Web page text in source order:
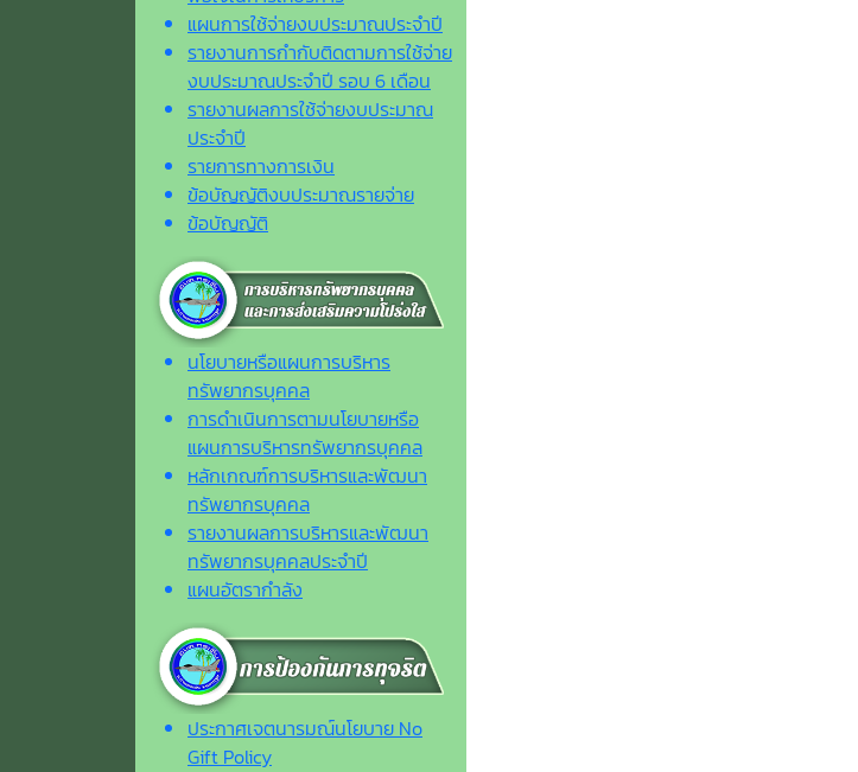
แผนการใช้จ่ายงบประมาณประจำปี
รายงานการกำกับติดตามการใช้จ่าย
งบประมาณประจำปี รอบ 6 เดือน
รายงานผลการใช้จ่ายงบประมาณ
ประจำปี
รายการทางการเงิน
ข้อบัญญัติงบประมาณรายจ่าย
ข้อบัญญัติ
นโยบายหรือแผนการบริหาร
ทรัพยากรบุคคล
การดำเนินการตามนโยบายหรือ
แผนการบริหารทรัพยากรบุคคล
หลักเกณฑ์การบริหารและพัฒนา
ทรัพยากรบุคคล
รายงานผลการบริหารและพัฒนา
ทรัพยากรบุคคลประจำปี
แผนอัตรากำลัง
ประกาศเจตนารมณ์นโยบาย No
Gift Policy